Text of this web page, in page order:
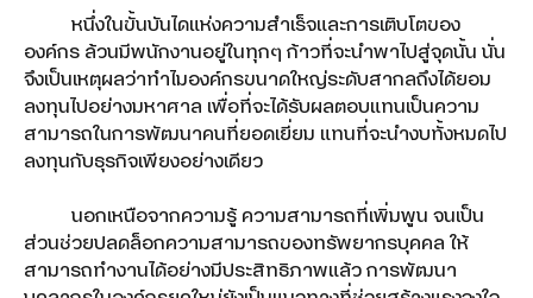
Business Fixed IP
Corporate Internet
Network Solution
TRUE SD-WAN
Ethernet Fiber
Domain Name & Web Hosting
หนึ่งในขั้นบันไดแห่งความสำเร็จและการเติบโตของ
องค์กร ล้วนมีพนักงานอยู่ในทุกๆ ก้าวที่จะนำพาไปสู่จุดนั้น นั่น
จึงเป็นเหตุผลว่าทำไมองค์กรขนาดใหญ่ระดับสากลถึงได้ยอม
ลงทุนไปอย่างมหาศาล เพื่อที่จะได้รับผลตอบแทนเป็นความ
สามารถในการพัฒนาคนที่ยอดเยี่ยม แทนที่จะนำงบทั้งหมดไป
ลงทุนกับธุรกิจเพียงอย่างเดียว
นอกเหนือจากความรู้ ความสามารถที่เพิ่มพูน จนเป็น
ส่วนช่วยปลดล็อกความสามารถของทรัพยากรบุคคล ให้
สามารถทำงานได้อย่างมีประสิทธิภาพแล้ว การพัฒนา